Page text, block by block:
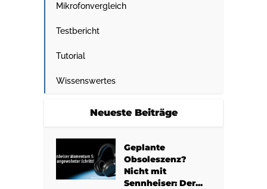
Mikrofonvergleich
Testbericht
Tutorial
Wissenswertes
Neueste Beiträge
Geplante
Obsoleszenz?
Nicht mit
Sennheiser: Der...